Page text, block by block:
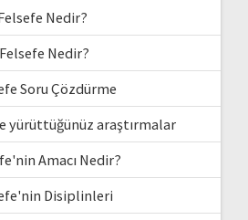
Nedir?
Felsefe Nedir?
Soru Çözdürme
yürüttüğünüz araştırmalar
Amacı Nedir?
Disiplinleri